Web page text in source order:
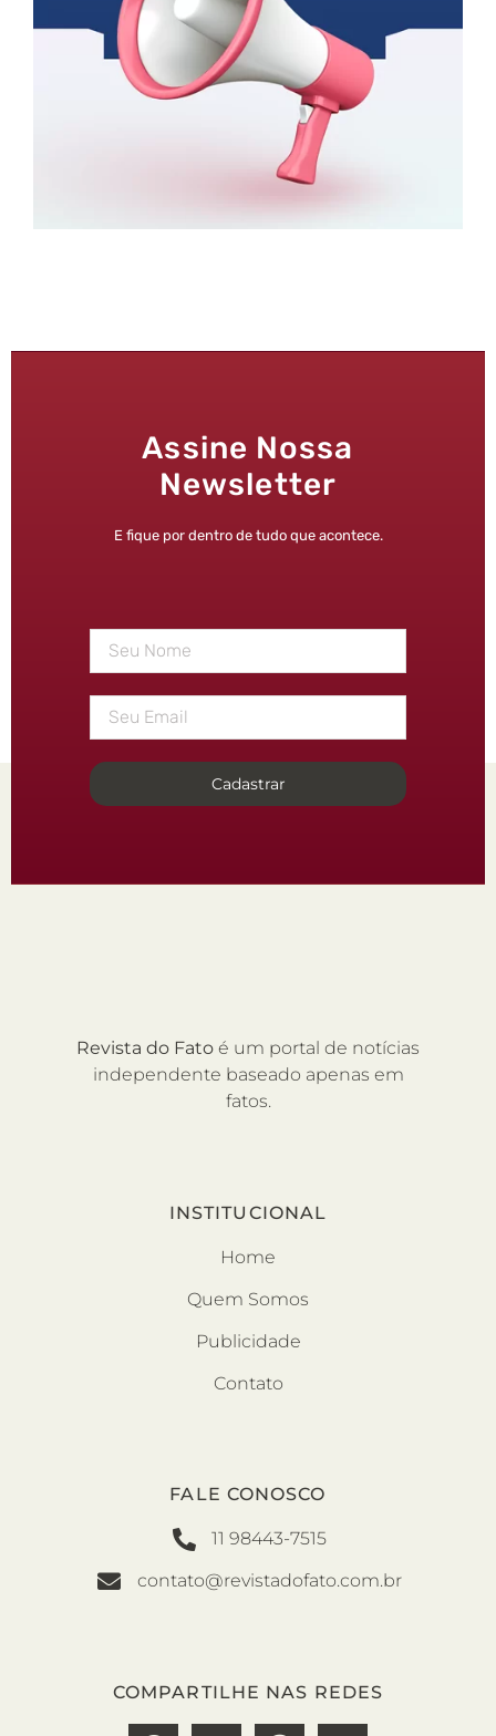
Assine Nossa
Newsletter
E fique por dentro de tudo que acontece.
Cadastrar
Revista do Fato é um portal de notícias
independente baseado apenas em
fatos.
INSTITUCIONAL
Home
Quem Somos
Publicidade
Contato
FALE CONOSCO
11 98443-7515
contato@revistadofato.com.br
COMPARTILHE NAS REDES